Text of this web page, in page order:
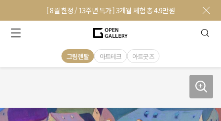
[ 8월 한정 / 13주년 특가 ] 3개월 체험 총 4.9만원
그림렌탈 아트테크 아트굿즈